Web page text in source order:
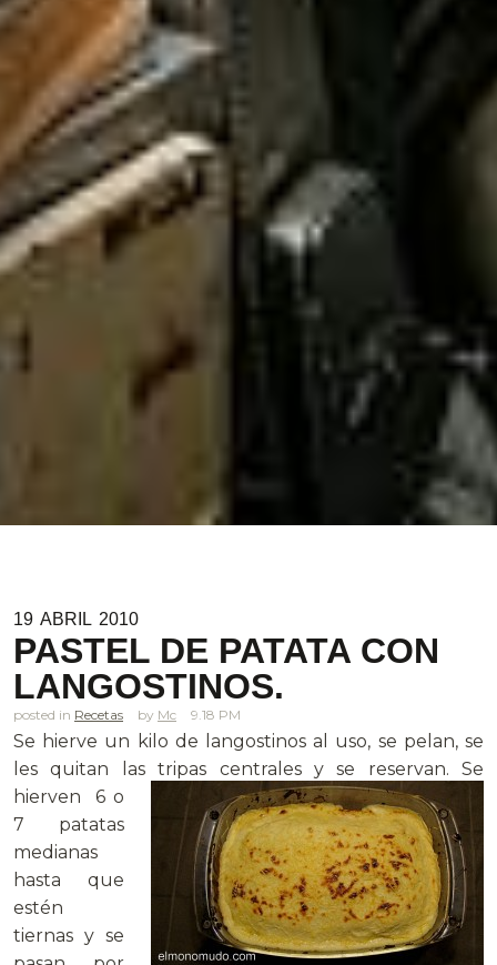
19 ABRIL 2010
PASTEL DE PATATA CON
LANGOSTINOS.
posted in Recetas Mc 9.18 PM
Se hierve un kilo de langostinos al uso, se pelan, se
les quitan las tripas centrales y se reservan. Se
hierven 6 o
7 patatas
medianas
hasta que
estén
tiernas y se